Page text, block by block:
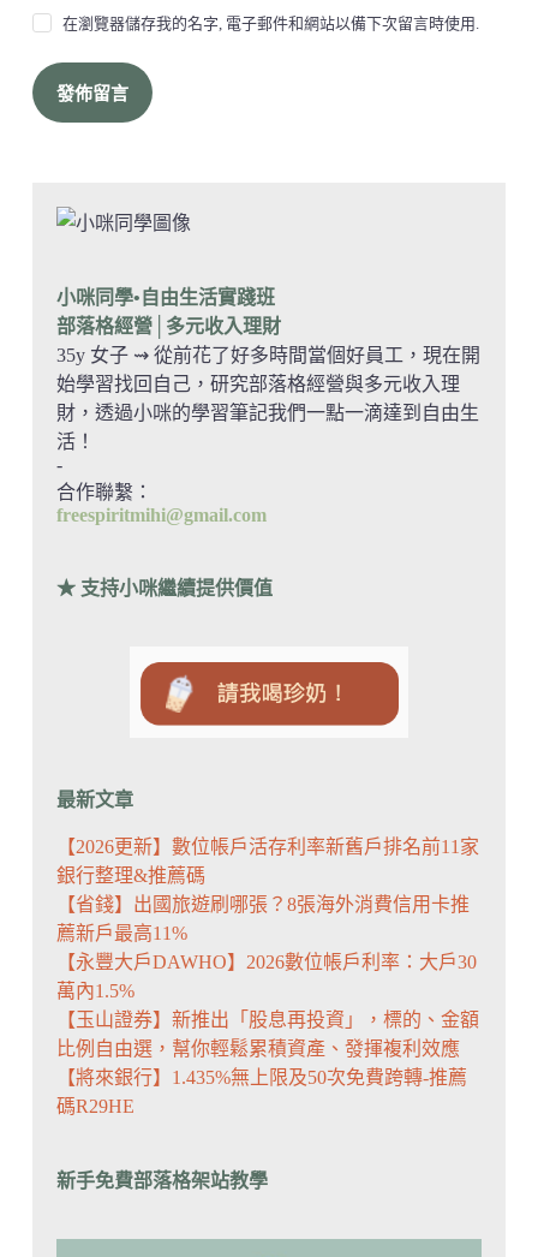
在瀏覽器儲存我的名字, 電子郵件和網站以備下次留言時使用.
發佈留言
小咪同學•自由生活實踐班
部落格經營│多元收入理財
35y 女子 ⇝ 從前花了好多時間當個好員工，現在開
始學習找回自己，研究部落格經營與多元收入理
財，透過小咪的學習筆記我們一點一滴達到自由生
活！
-
合作聯繫：
freespiritmihi@gmail.com
★ 支持小咪繼續提供價值
最新文章
【2026更新】數位帳戶活存利率新舊戶排名前11家
銀行整理&推薦碼
【省錢】出國旅遊刷哪張？8張海外消費信用卡推
薦新戶最高11%
【永豐大戶DAWHO】2026數位帳戶利率：大戶30
萬內1.5%
【玉山證券】新推出「股息再投資」，標的、金額
比例自由選，幫你輕鬆累積資產、發揮複利效應
【將來銀行】1.435%無上限及50次免費跨轉-推薦
碼R29HE
新手免費部落格架站教學